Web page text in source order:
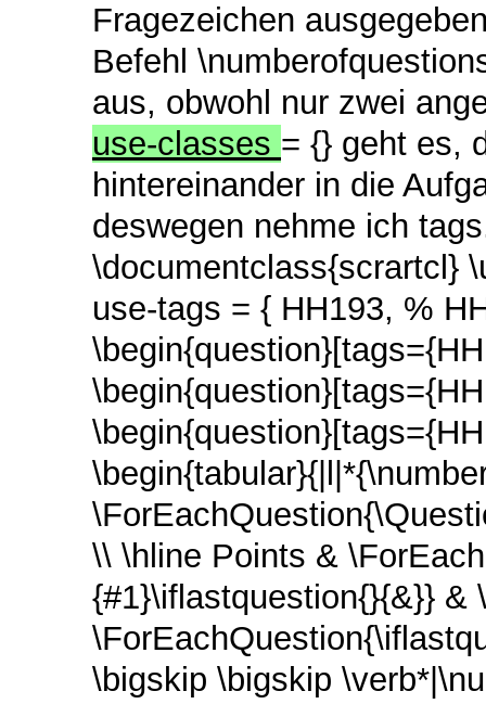
Fragezeichen
Befehl
aus, obwohl nur zwei
use-classes = {} geht es,
hintereinander in die
deswegen nehme ich
\documentclass{scrartcl}
use-tags = { HH193, %
\\ \hline Points &
{#1}\iflastquestion{}{&}} &
\bigskip \bigskip